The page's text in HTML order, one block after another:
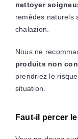
nettoyer
remèdes naturels
chalazion.
Nous ne
produits non
prendriez le risque
situation.
Faut-il percer